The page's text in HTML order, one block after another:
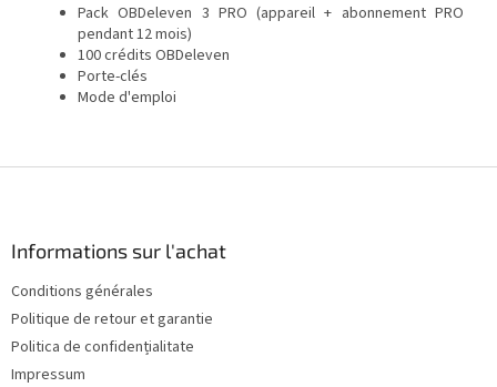
Pack OBDeleven 3 PRO (appareil + abonnement PRO
pendant 12 mois)
100 crédits OBDeleven
Porte-clés
Mode d'emploi
p
Informations sur l'achat
Conditions générales
Politique de retour et garantie
Politica de confidențialitate
Impressum